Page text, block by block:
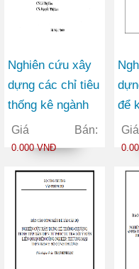
Nghiên cứu xây
dựng các chỉ tiêu
thống kê ngành
KHCN, chế độ
báo cáo tống kê,
mục tiêu kinh tế
động nghiên cứu
KHCN, lĩnh vực
Giá Bán:
0.000 VNĐ
để